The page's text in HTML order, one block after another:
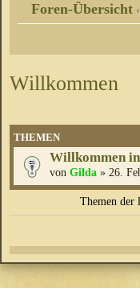
Foren-Übersicht ‹
Willkommen
THEMEN
Willkommen
von Gilda » 26.
Themen der